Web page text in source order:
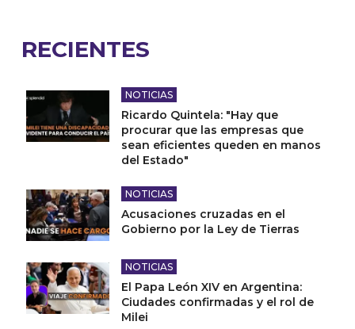
RECIENTES
NOTICIAS
Ricardo Quintela: "Hay que
procurar que las empresas que
sean eficientes queden en manos
del Estado"
NOTICIAS
Acusaciones cruzadas en el
Gobierno por la Ley de Tierras
NOTICIAS
El Papa León XIV en Argentina:
Ciudades confirmadas y el rol de
Milei